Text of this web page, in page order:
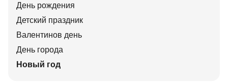
День рождения
Детский праздник
Валентинов день
День города
Новый год